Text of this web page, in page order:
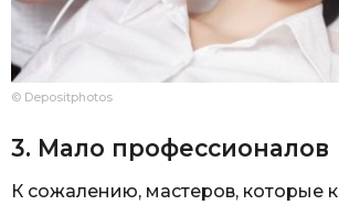
© Depositphotos
3. Мало профессионалов
К сожалению, мастеров, которые